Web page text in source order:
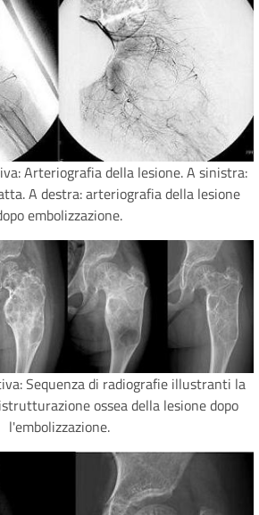
Arteriografia della lesione. A sinistra:
A destra: arteriografia della lesione
embolizzazione.
Sequenza di radiografie illustranti la
ossea della lesione dopo
l'embolizzazione.